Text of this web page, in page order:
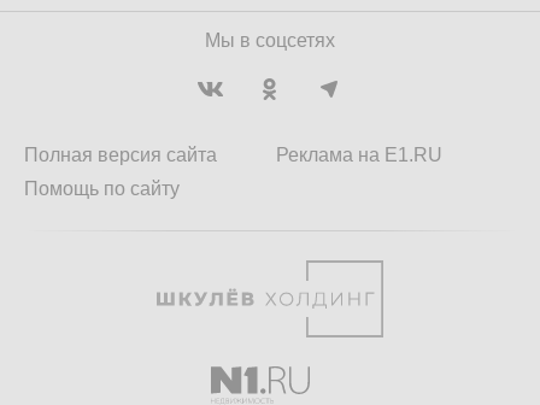
Мы в соцсетях
Полная версия сайта
Помощь по сайту
Реклама на E1.RU